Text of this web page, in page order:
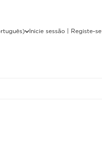
Inicie sessão | Registe-se